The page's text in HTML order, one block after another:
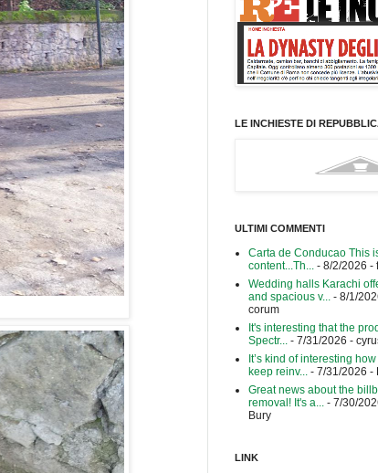
LE INCHIESTE DI
ULTIMI COMMENTI
Carta de Conducao This
content...Th... - 8/2/2026 -
Wedding halls Karachi
and spacious v... - 8/1/
corum
It's interesting that the
Spectr... - 7/31/2026 -
It’s kind of interesting
keep reinv... - 7/31/2026 -
Great news about the
removal! It's a... - 7/30/
Bury
LINK